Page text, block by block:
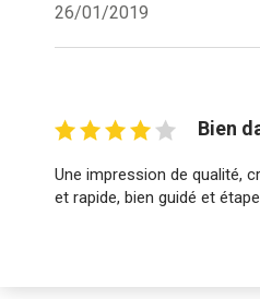
26/01/2019
Bien
Une impression de qualité,
et rapide, bien guidé et